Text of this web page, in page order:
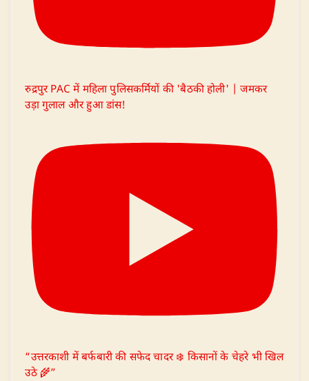
रुद्रपुर PAC में महिला पुलिसकर्मियों की 'बैठकी होली' | जमकर
उड़ा गुलाल और हुआ डांस!
“उत्तरकाशी में बर्फबारी की सफेद चादर ❄️ किसानों के चेहरे भी खिल
उठे 🌾”